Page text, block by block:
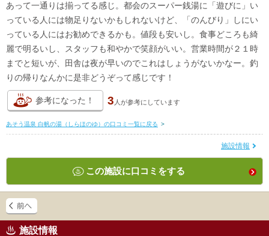
あって一通りは揃ってる感じ。都会のスーパー銭湯に「遊びに」い
っている人には物足りないかもしれないけど、「のんびり」しにい
っている人にはお勧めできるかも。値段も安いし。食事どころも綺
麗で明るいし、スタッフも和やかで笑顔がいい。営業時間が２１時
までと短いが、田舎は夜が早いのでこれはしょうがないかなー。釣
りの帰りなんかに是非どうぞって感じです！
参考になった！ 3 人が参考にしています
あそう温泉 白帆の湯（しらほのゆ）の口コミ一覧に戻る >
施設情報
この施設に口コミをする
施設情報